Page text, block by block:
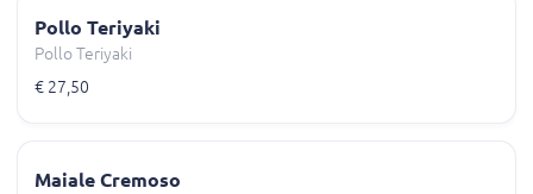
Pollo Teriyaki
Pollo Teriyaki
€ 27,50
Maiale Cremoso